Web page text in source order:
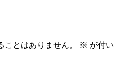
とはありません。 ※ が付い